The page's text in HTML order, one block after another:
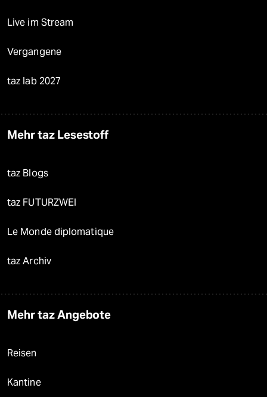
Live im Stream
Vergangene
taz lab 2027
Mehr taz Lesestoff
taz Blogs
taz FUTURZWEI
Le Monde diplomatique
taz Archiv
Mehr taz Angebote
Reisen
Kantine